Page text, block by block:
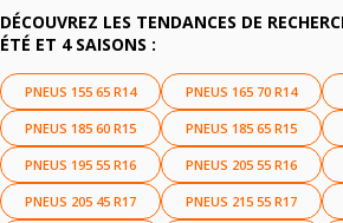
DÉCOUVREZ LES TENDANCES DE
ÉTÉ ET 4 SAISONS :
PNEUS 155 65 R14 PNEUS 165 70 R14
PNEUS 185 60 R15 PNEUS 185 65 R15
PNEUS 195 55 R16 PNEUS 205 55 R16
PNEUS 205 45 R17 PNEUS 215 55 R17